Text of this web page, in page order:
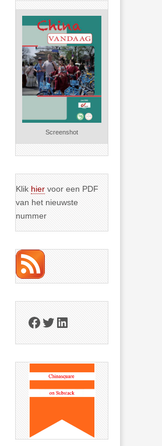
verhult die
spectaculaire
rekensom vooral
de industriële
achterstand die
… >> lees meer
Screenshot
Klik hier voor een PDF
van het nieuwste
nummer
Facebook
Twitter
LinkedIn